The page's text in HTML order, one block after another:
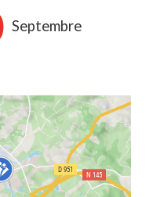
Septembre